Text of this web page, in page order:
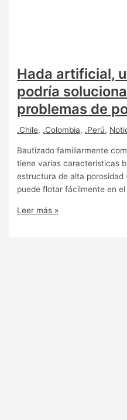
Hada artificial,
podría
problemas de
.Chile, .Colombia, .Perú,
Bautizado familiarmente
tiene varias características
estructura de alta porosidad
puede flotar fácilmente en
Leer más »